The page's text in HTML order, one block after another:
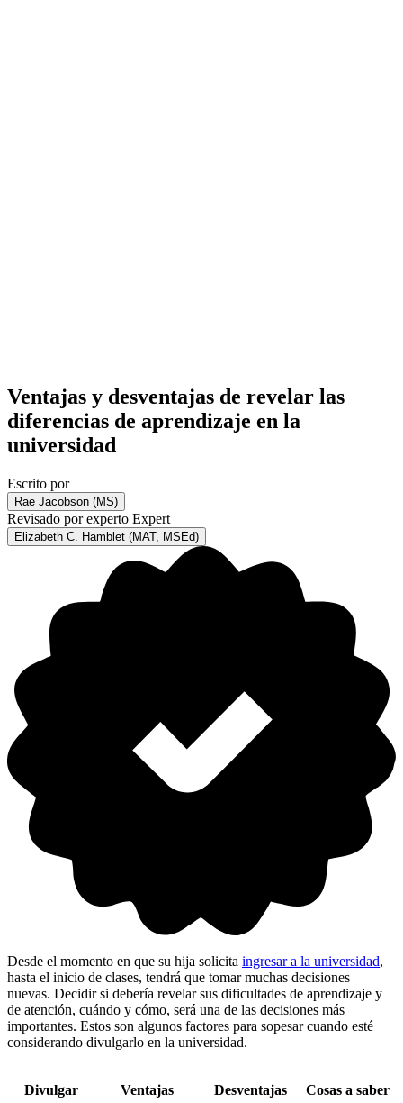
Ventajas y desventajas de revelar las
diferencias de aprendizaje en la
universidad
Escrito por
Rae Jacobson (MS)
Revisado por experto Expert
Elizabeth C. Hamblet (MAT, MSEd)
Desde el momento en que su hija solicita ingresar a la universidad,
hasta el inicio de clases, tendrá que tomar muchas decisiones
nuevas. Decidir si debería revelar sus dificultades de aprendizaje y
de atención, cuándo y cómo, será una de las decisiones más
importantes. Estos son algunos factores para sopesar cuando esté
considerando divulgarlo en la universidad.
Divulgar Ventajas Desventajas Cosas a saber